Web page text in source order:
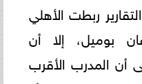
ربطت الأهلي
بوميل، إلا أن
أن المدرب الأقرب